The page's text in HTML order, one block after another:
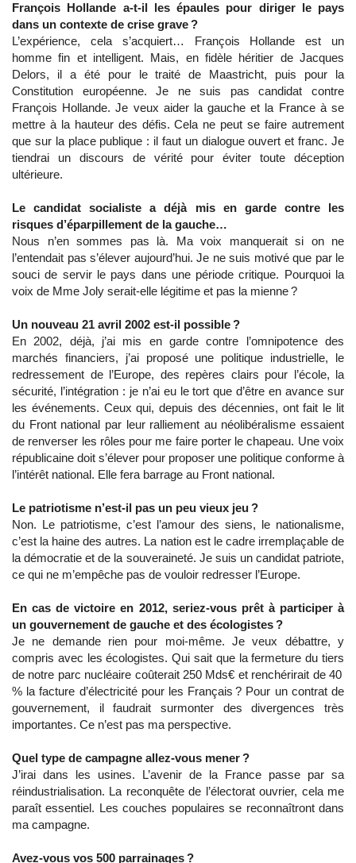
François Hollande a-t-il les épaules pour diriger le pays
dans un contexte de crise grave ?
L’expérience, cela s’acquiert… François Hollande est un
homme fin et intelligent. Mais, en fidèle héritier de Jacques
Delors, il a été pour le traité de Maastricht, puis pour la
Constitution européenne. Je ne suis pas candidat contre
François Hollande. Je veux aider la gauche et la France à se
mettre à la hauteur des défis. Cela ne peut se faire autrement
que sur la place publique : il faut un dialogue ouvert et franc. Je
tiendrai un discours de vérité pour éviter toute déception
ultérieure.
Le candidat socialiste a déjà mis en garde contre les
risques d’éparpillement de la gauche…
Nous n’en sommes pas là. Ma voix manquerait si on ne
l’entendait pas s’élever aujourd’hui. Je ne suis motivé que par le
souci de servir le pays dans une période critique. Pourquoi la
voix de Mme Joly serait-elle légitime et pas la mienne ?
Un nouveau 21 avril 2002 est-il possible ?
En 2002, déjà, j’ai mis en garde contre l’omnipotence des
marchés financiers, j’ai proposé une politique industrielle, le
redressement de l’Europe, des repères clairs pour l’école, la
sécurité, l’intégration : je n’ai eu le tort que d’être en avance sur
les événements. Ceux qui, depuis des décennies, ont fait le lit
du Front national par leur ralliement au néolibéralisme essaient
de renverser les rôles pour me faire porter le chapeau. Une voix
républicaine doit s’élever pour proposer une politique conforme à
l’intérêt national. Elle fera barrage au Front national.
Le patriotisme n’est-il pas un peu vieux jeu ?
Non. Le patriotisme, c’est l’amour des siens, le nationalisme,
c’est la haine des autres. La nation est le cadre irremplaçable de
la démocratie et de la souveraineté. Je suis un candidat patriote,
ce qui ne m’empêche pas de vouloir redresser l’Europe.
En cas de victoire en 2012, seriez-vous prêt à participer à
un gouvernement de gauche et des écologistes ?
Je ne demande rien pour moi-même. Je veux débattre, y
compris avec les écologistes. Qui sait que la fermeture du tiers
de notre parc nucléaire coûterait 250 Mds€ et renchérirait de 40
% la facture d’électricité pour les Français ? Pour un contrat de
gouvernement, il faudrait surmonter des divergences très
importantes. Ce n’est pas ma perspective.
Quel type de campagne allez-vous mener ?
J’irai dans les usines. L’avenir de la France passe par sa
réindustrialisation. La reconquête de l’électorat ouvrier, cela me
paraît essentiel. Les couches populaires se reconnaîtront dans
ma campagne.
Avez-vous vos 500 parrainages ?